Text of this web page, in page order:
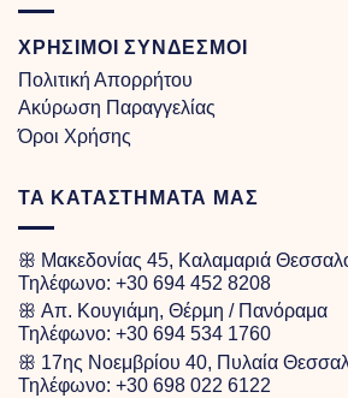
ΧΡΗΣΙΜΟΙ ΣΥΝΔΕΣΜΟΙ
Πολιτική Απορρήτου
Ακύρωση Παραγγελίας
Όροι Χρήσης
ΤΑ ΚΑΤΑΣΤΗΜΑΤΑ ΜΑΣ
ꕥ Μακεδονίας 45, Καλαμαριά
Τηλέφωνο: +30 694 452 8208
ꕥ Απ. Κουγιάμη, Θέρμη / Πανόραμα
Τηλέφωνο: +30 694 534 1760
ꕥ 17ης Νοεμβρίου 40, Πυλαία
Τηλέφωνο: +30 698 022 6122